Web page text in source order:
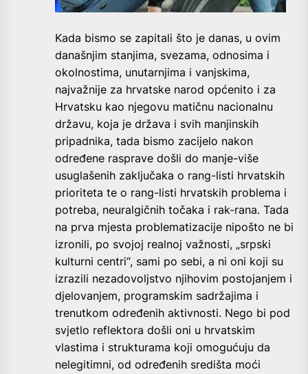
Kada bismo se zapitali što je danas, u ovim
današnjim stanjima, svezama, odnosima i
okolnostima, unutarnjima i vanjskima,
najvažnije za hrvatske narod općenito i za
Hrvatsku kao njegovu matičnu nacionalnu
državu, koja je država i svih manjinskih
pripadnika, tada bismo zacijelo nakon
određene rasprave došli do manje-više
usuglašenih zaključaka o rang-listi hrvatskih
prioriteta te o rang-listi hrvatskih problema i
potreba, neuralgičnih točaka i rak-rana. Tada
na prva mjesta problematizacije nipošto ne bi
izronili, po svojoj realnoj važnosti, „srpski
kulturni centri“, sami po sebi, a ni oni koji su
izrazili nezadovoljstvo njihovim postojanjem i
djelovanjem, programskim sadržajima i
trenutkom određenih aktivnosti. Nego bi pod
svjetlo reflektora došli oni u hrvatskim
vlastima i strukturama koji omogućuju da
nelegitimni, od određenih središta moći